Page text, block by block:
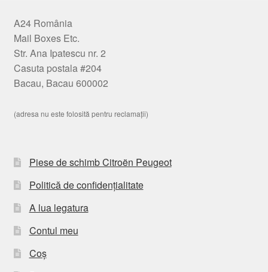
A24 România
Mail Boxes Etc.
Str. Ana Ipatescu nr. 2
Casuta postala #204
Bacau, Bacau 600002
(adresa nu este folosită pentru reclamații)
Piese de schimb Citroën Peugeot
Politică de confidențialitate
A lua legatura
Contul meu
Coș